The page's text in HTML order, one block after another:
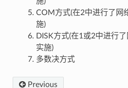
COM方式(在2中进行了网
施)
DISK方式(在1或2中进行
实施)
多数决方式
Previous